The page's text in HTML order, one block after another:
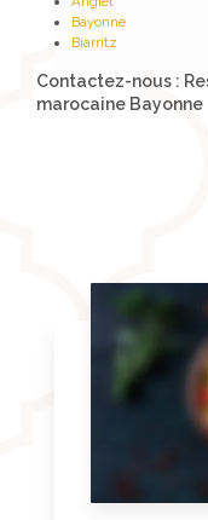
Bayonne
Biarritz
Contactez-nous :
marocaine Bayonne